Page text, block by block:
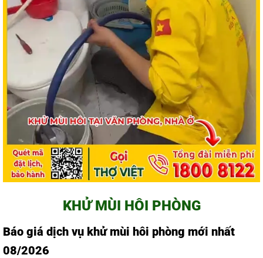
KHỬ MÙI HÔI PHÒNG
Báo giá dịch vụ khử mùi hôi phòng mới nhất
08/2026